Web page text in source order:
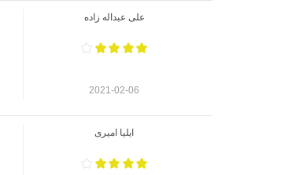
علی عبداله زاده
2021-02-06
ایلیا امیری